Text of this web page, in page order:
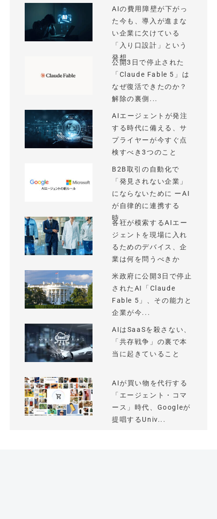
AIの費用障壁が下がっ
た今も、導入が進まな
い企業に欠けている
「入り口設計」という
発想
公開3日で停止された
「Claude Fable 5」は
なぜ復活できたのか？
解除の裏側...
AIエージェントが発注
する時代に備える、サ
プライヤーが今すぐ点
検すべき3つのこと
B2B取引の自動化で
「発見されない企業」
にならないために ーAI
が自律的に連携する
時...
各社が模索するAIエー
ジェントを現場に入れ
るためのデバイス、企
業は何を問うべきか
米政府に公開3日で停止
されたAI「Claude
Fable 5」、その能力と
企業が今...
AIはSaaSを殺さない、
「共存戦争」の裏で本
当に起きていること
AIが買い物を代行する
「エージェント・コマ
ース」時代、Googleが
提唱するUniv...